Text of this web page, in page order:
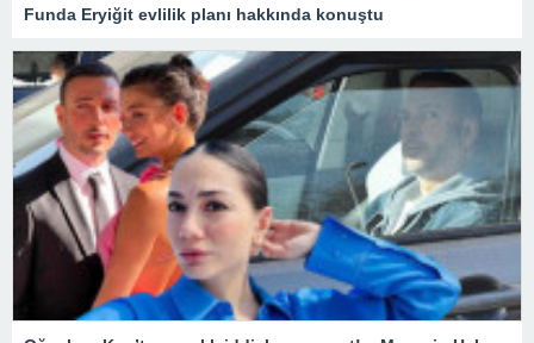
Funda Eryiğit evlilik planı hakkında konuştu